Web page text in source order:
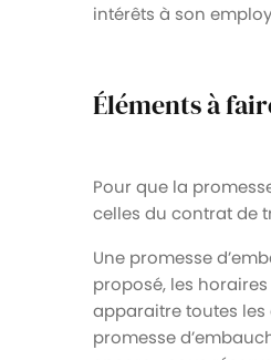
intérêts à son
Éléments à
Pour que la
celles du contrat de
Une promesse
proposé, les
apparaitre toutes les
promesse